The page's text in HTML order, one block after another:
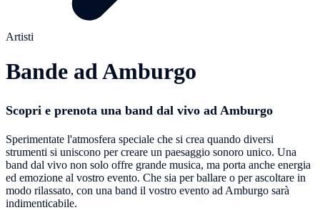
Artisti
Bande ad Amburgo
Scopri e prenota una band dal vivo ad Amburgo
Sperimentate l'atmosfera speciale che si crea quando diversi
strumenti si uniscono per creare un paesaggio sonoro unico. Una
band dal vivo non solo offre grande musica, ma porta anche energia
ed emozione al vostro evento. Che sia per ballare o per ascoltare in
modo rilassato, con una band il vostro evento ad Amburgo sarà
indimenticabile.